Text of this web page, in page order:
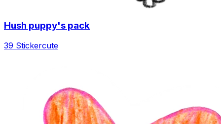
Hush puppy's pack
39 Stickercute